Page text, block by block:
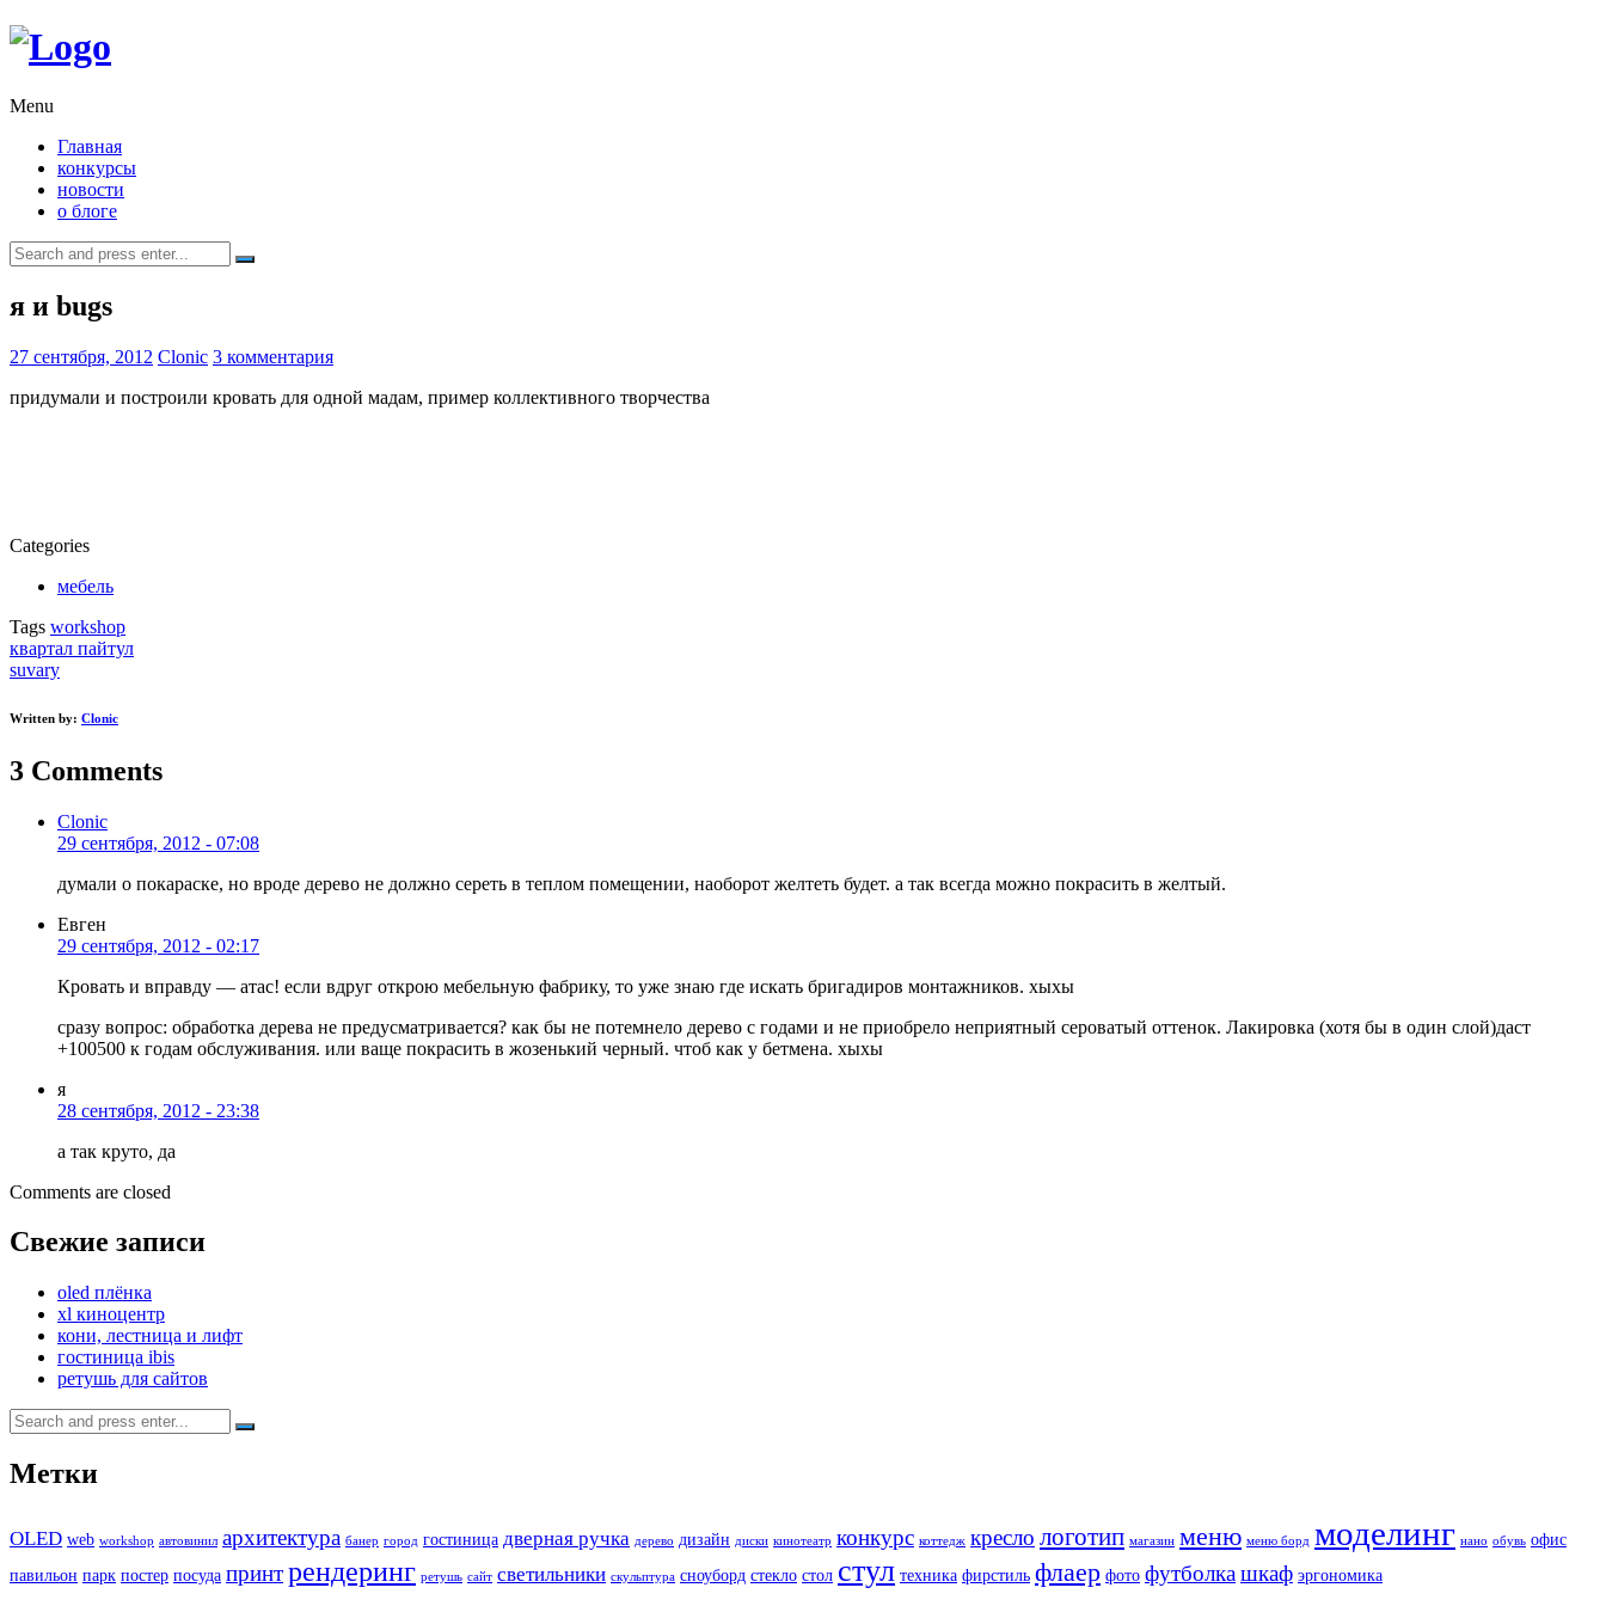
Menu
Главная
конкурсы
новости
о блоге
Search
for:
я и bugs
27 сентября, 2012 Clonic 3 комментария
придумали и построили кровать для одной мадам, пример коллективного творчества
Categories
мебель
Tags workshop
Post
navigation
квартал пайтул
suvary
Written by: Clonic
3 Comments
Clonic
29 сентября, 2012 - 07:08
думали о покараске, но вроде дерево не должно сереть в теплом помещении, наоборот желтеть будет. а так всегда можно покрасить в желтый.
Евген
29 сентября, 2012 - 02:17
Кровать и вправду — атас! если вдруг открою мебельную фабрику, то уже знаю где искать бригадиров монтажников. хыхы
сразу вопрос: обработка дерева не предусматривается? как бы не потемнело дерево с годами и не приобрело неприятный сероватый оттенок. Лакировка (хотя бы в один слой)даст
+100500 к годам обслуживания. или ваще покрасить в жозенький черный. чтоб как у бетмена. хыхы
я
28 сентября, 2012 - 23:38
а так круто, да
Comments are closed
Свежие записи
oled плёнка
xl киноцентр
кони, лестница и лифт
гостиница ibis
ретушь для сайтов
Search
for:
Метки
OLED web workshop автовинил архитектура банер город гостиница дверная ручка дерево дизайн диски кинотеатр конкурс коттедж кресло логотип магазин меню меню борд моделинг нано обувь офис
павильон парк постер посуда принтрендеринг ретушь сайт светильники скульптура сноуборд стекло стол стул техника фирстиль флаер фото футболкашкаф эргономика